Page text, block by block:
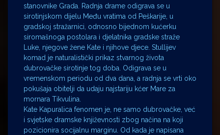
stanovnike Grada. Radnja drame odigrava se u
sirotinjskom dijelu Među vratima od Peškarije, u
gradskoj stražarnici, odnosno bijednom kućerku
siromašnoga postolara i djelatnika gradske straže
Luke, njegove žene Kate i njihove djece. Stullijev
komad je naturalistički prikaz stvarnog života
dubrovačke sirotinje tog doba. Odigrava se u
vremenskom periodu od dva dana, a radnja se vrti oko
pokušaja obitelji da udaju najstariju kćer Mare za
mornara Tikvulina.
Kate Kapuralica fenomen je, ne samo dubrovačke, već
i svjetske dramske književnosti zbog načina na koji
pozicionira socijalnu marginu. Od kada je napisana